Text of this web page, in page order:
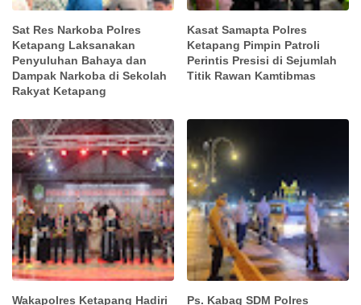
Sat Res Narkoba Polres
Ketapang Laksanakan
Penyuluhan Bahaya dan
Dampak Narkoba di Sekolah
Rakyat Ketapang
Kasat Samapta Polres
Ketapang Pimpin Patroli
Perintis Presisi di Sejumlah
Titik Rawan Kamtibmas
Wakapolres Ketapang Hadiri
Ps. Kabag SDM Polres